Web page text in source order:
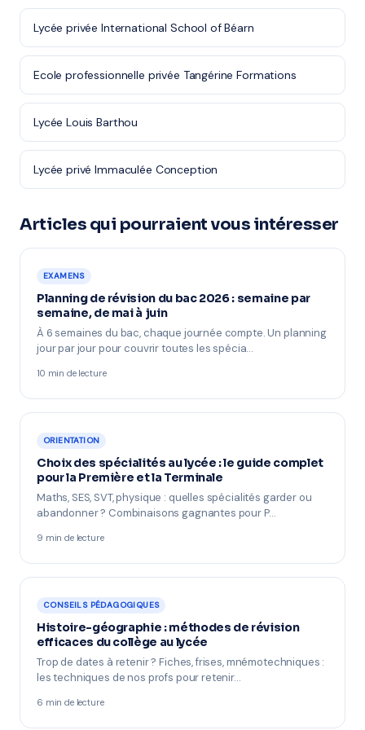
Lycée privée International School of Béarn
Ecole professionnelle privée Tangérine Formations
Lycée Louis Barthou
Lycée privé Immaculée Conception
Articles qui pourraient vous intéresser
EXAMENS
Planning de révision du bac 2026 : semaine par
semaine, de mai à juin
À 6 semaines du bac, chaque journée compte. Un planning
jour par jour pour couvrir toutes les spécia…
10 min de lecture
ORIENTATION
Choix des spécialités au lycée : le guide complet
pour la Première et la Terminale
Maths, SES, SVT, physique : quelles spécialités garder ou
abandonner ? Combinaisons gagnantes pour P…
9 min de lecture
CONSEILS PÉDAGOGIQUES
Histoire-géographie : méthodes de révision
efficaces du collège au lycée
Trop de dates à retenir ? Fiches, frises, mnémotechniques :
les techniques de nos profs pour retenir…
6 min de lecture